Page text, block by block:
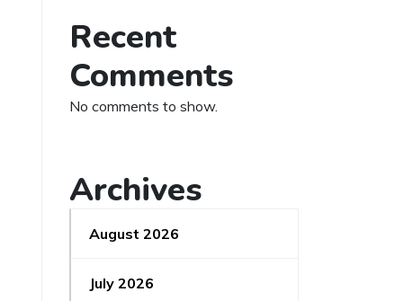
Recent
Comments
No comments to show.
Archives
August 2026
July 2026